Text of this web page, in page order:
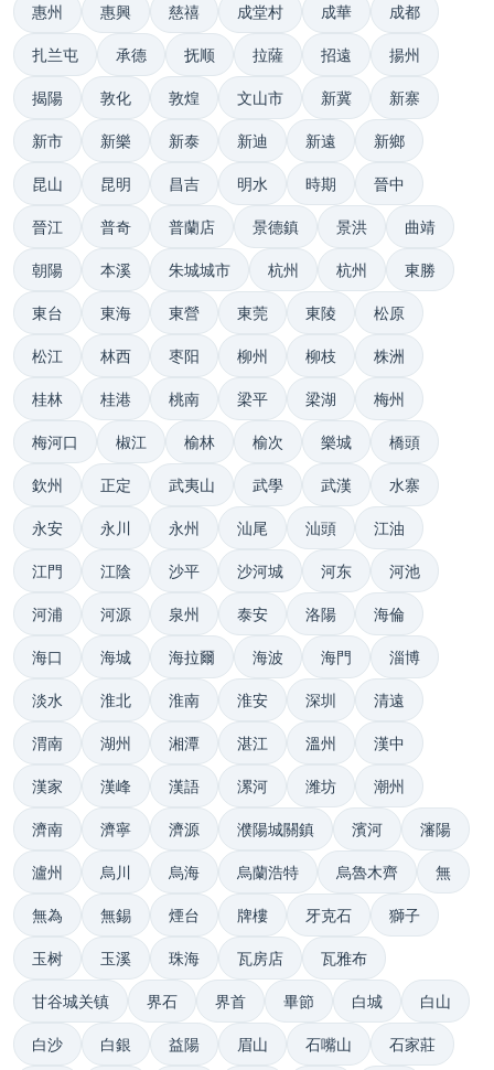
惠州 惠興 慈禧 成堂村 成華 成都
扎兰屯 承德 抚顺 拉薩 招遠 揚州
揭陽 敦化 敦煌 文山市 新冀 新寨
新市 新樂 新泰 新迪 新遠 新鄉
昆山 昆明 昌吉 明水 時期 晉中
晉江 普奇 普蘭店 景德鎮 景洪 曲靖
朝陽 本溪 朱城城市 杭州 杭州 東勝
東台 東海 東營 東莞 東陵 松原
松江 林西 枣阳 柳州 柳枝 株洲
桂林 桂港 桃南 梁平 梁湖 梅州
梅河口 椒江 榆林 榆次 樂城 橋頭
欽州 正定 武夷山 武學 武漢 水寨
永安 永川 永州 汕尾 汕頭 江油
江門 江陰 沙平 沙河城 河东 河池
河浦 河源 泉州 泰安 洛陽 海倫
海口 海城 海拉爾 海波 海門 淄博
淡水 淮北 淮南 淮安 深圳 清遠
渭南 湖州 湘潭 湛江 溫州 漢中
漢家 漢峰 漢語 漯河 潍坊 潮州
濟南 濟寧 濟源 濮陽城關鎮 濱河 瀋陽
瀘州 烏川 烏海 烏蘭浩特 烏魯木齊 無
無為 無錫 煙台 牌樓 牙克石 獅子
玉树 玉溪 珠海 瓦房店 瓦雅布
甘谷城关镇 界石 界首 畢節 白城 白山
白沙 白銀 益陽 眉山 石嘴山 石家莊